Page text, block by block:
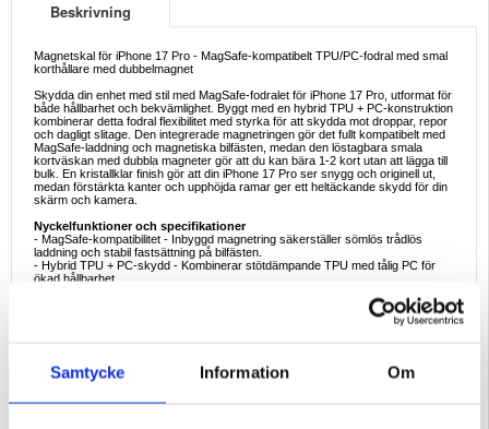
Samtycke Information Om
Beskrivning
Magnetskal för iPhone 17 Pro - MagSafe-kompatibelt TPU/PC-fodral med smal
korthållare med dubbelmagnet
Skydda din enhet med stil med MagSafe-fodralet för iPhone 17 Pro, utformat för
både hållbarhet och bekvämlighet. Byggt med en hybrid TPU + PC-konstruktion
kombinerar detta fodral flexibilitet med styrka för att skydda mot droppar, repor
och dagligt slitage. Den integrerade magnetringen gör det fullt kompatibelt med
MagSafe-laddning och magnetiska bilfästen, medan den löstagbara smala
kortväskan med dubbla magneter gör att du kan bära 1-2 kort utan att lägga till
bulk. En kristallklar finish gör att din iPhone 17 Pro ser snygg och originell ut,
medan förstärkta kanter och upphöjda ramar ger ett heltäckande skydd för din
skärm och kamera.
Nyckelfunktioner och specifikationer
- MagSafe-kompatibilitet - Inbyggd magnetring säkerställer sömlös trådlös
laddning och stabil fastsättning på bilfästen.
- Hybrid TPU + PC-skydd - Kombinerar stötdämpande TPU med tålig PC för
ökad hållbarhet.
- Heltäckande skydd - 1,2 mm förstärkta kanter och 0,8 mm förhöjda ramar
Varför detta fodral är perfekt